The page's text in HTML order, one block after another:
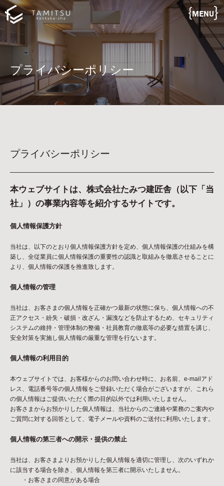
MENU
プライバシーポリシー
プライバシーポリシー
本ウェブサイトは、株式会社たみつ建匠舎（以下「当
社」）の事業内容等を紹介するサイトです。
個人情報保護方針
当社は、以下のとおり個人情報保護方針を定め、個人情報保護の仕組みを構
築し、全従業員に個人情報保護の重要性の認識と取組みを徹底させることに
より、個人情報の保護を推進致します。
個人情報の管理
当社は、お客さまの個人情報を正確かつ最新の状態に保ち、個人情報への不
正アクセス・紛失・破損・改ざん・漏洩などを防止するため、セキュリティ
システムの維持・管理体制の整備・社員教育の徹底等の必要な措置を講じ、
安全対策を実施し個人情報の厳重な管理を行ないます。
個人情報の利用目的
本ウェブサイトでは、お客様からのお問い合わせ時に、お名前、e-mailアド
レス、電話番号等の個人情報をご登録いただく場合がございますが、これら
の個人情報はご提供いただく際の目的以外では利用いたしません。
お客さまからお預かりした個人情報は、当社からのご連絡や業務のご案内や
ご質問に対する回答として、電子メールや資料のご送付に利用いたします。
個人情報の第三者への開示・提供の禁止
当社は、お客さまよりお預かりした個人情報を適切に管理し、次のいずれか
に該当する場合を除き、個人情報を第三者に開示いたしません。
・お客さまの同意がある場合